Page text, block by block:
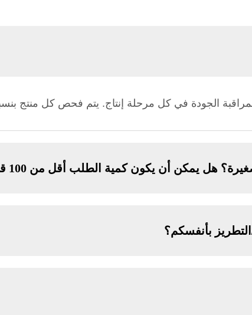
في كل مرحلة إنتاج. يتم فحص كل منتج بنسبة 100٪ قبل
هل يمكن أن يكون كمية الطلب أقل من 100 قطعة؟
بأنفسكم؟